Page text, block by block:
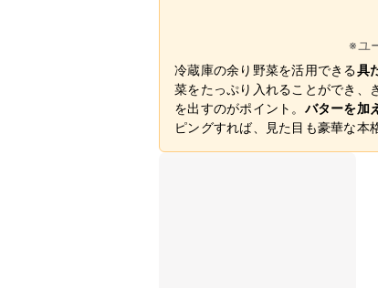
※ユ
冷蔵庫の余り野菜を活用できる具
菜をたっぷり入れることができ、
を出すのがポイント。 バターを加
ピングすれば、見た目も豪華な本